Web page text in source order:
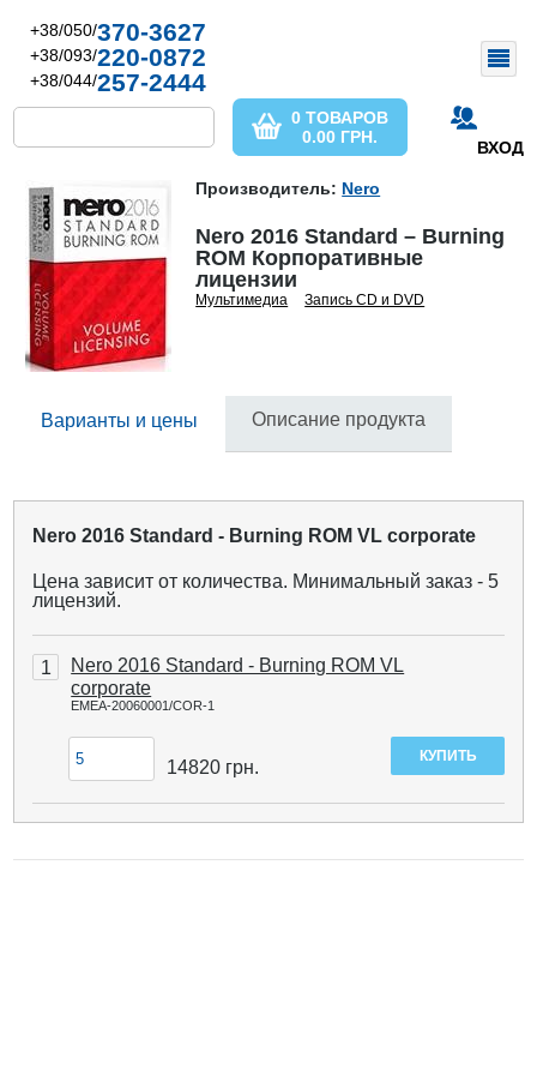
+38/050/370-3627
+38/093/220-0872
+38/044/257-2444
ВХОД
0 ТОВАРОВ
0.00 ГРН.
Производитель: Nero
Nero 2016 Standard – Burning
ROM Корпоративные
лицензии
Мультимедиа Запись CD и DVD
Варианты и цены Описание продукта
Nero 2016 Standard - Burning ROM VL corporate
Цена зависит от количества. Минимальный заказ - 5
лицензий.
1
Nero 2016 Standard - Burning ROM VL
corporate
EMEA-20060001/COR-1
14820 грн.